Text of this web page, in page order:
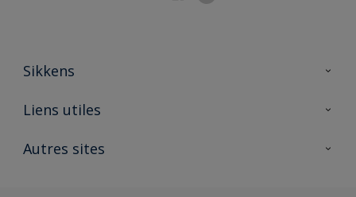
Sikkens
A propos de Sikkens
Liens utiles
Ouvrir un magasin PASS
Autres sites